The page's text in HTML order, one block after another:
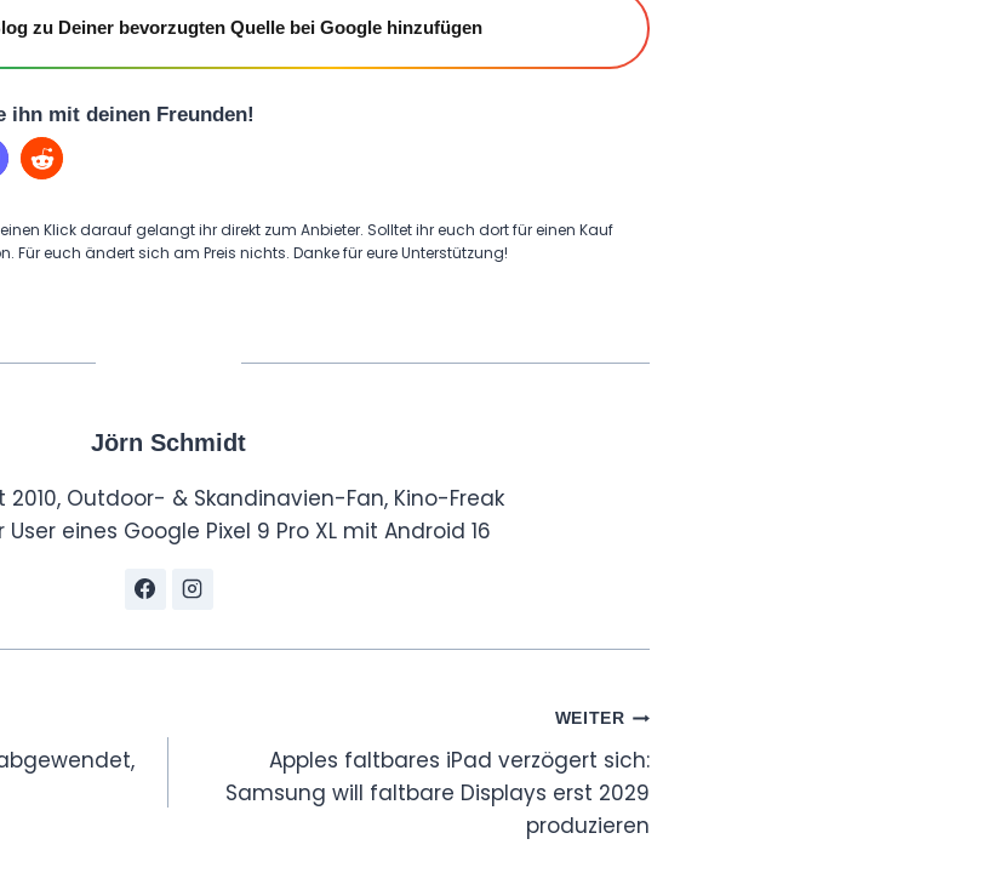
zu Deiner bevorzugten Quelle bei Google hinzufügen
mit deinen Freunden!
Klick darauf gelangt ihr direkt zum Anbieter. Solltet ihr euch dort für einen Kauf
Für euch ändert sich am Preis nichts. Danke für eure Unterstützung!
Jörn Schmidt
Outdoor- & Skandinavien-Fan, Kino-Freak
eines Google Pixel 9 Pro XL mit Android 16
WEITER
Apples faltbares iPad verzögert sich:
Samsung will faltbare Displays erst 2029
produzieren